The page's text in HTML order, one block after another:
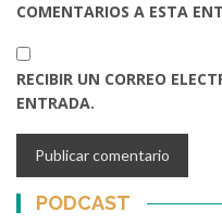
COMENTARIOS A ESTA
RECIBIR UN CORREO
ENTRADA.
PODCAST